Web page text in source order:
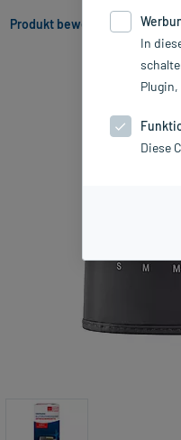
Produkt bewerten &
In
Plugin,
Diese